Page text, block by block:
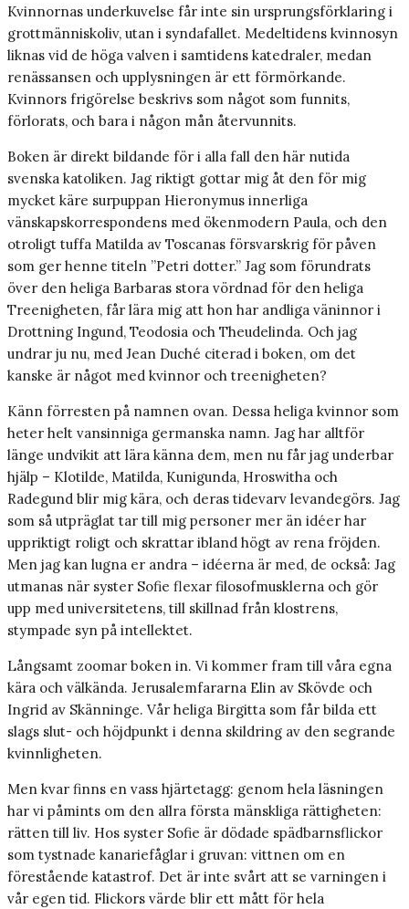
Kvinnornas underkuvelse får inte sin ursprungsförklaring i
grottmänniskoliv, utan i syndafallet. Medeltidens kvinnosyn
liknas vid de höga valven i samtidens katedraler, medan
renässansen och upplysningen är ett förmörkande.
Kvinnors frigörelse beskrivs som något som funnits,
förlorats, och bara i någon mån återvunnits.
Boken är direkt bildande för i alla fall den här nutida
svenska katoliken. Jag riktigt gottar mig åt den för mig
mycket käre surpuppan Hieronymus innerliga
vänskapskorrespondens med ökenmodern Paula, och den
otroligt tuffa Matilda av Toscanas försvarskrig för påven
som ger henne titeln ”Petri dotter.” Jag som förundrats
över den heliga Barbaras stora vördnad för den heliga
Treenigheten, får lära mig att hon har andliga väninnor i
Drottning Ingund, Teodosia och Theudelinda. Och jag
undrar ju nu, med Jean Duché citerad i boken, om det
kanske är något med kvinnor och treenigheten?
Känn förresten på namnen ovan. Dessa heliga kvinnor som
heter helt vansinniga germanska namn. Jag har alltför
länge undvikit att lära känna dem, men nu får jag underbar
hjälp – Klotilde, Matilda, Kunigunda, Hroswitha och
Radegund blir mig kära, och deras tidevarv levandegörs. Jag
som så utpräglat tar till mig personer mer än idéer har
uppriktigt roligt och skrattar ibland högt av rena fröjden.
Men jag kan lugna er andra – idéerna är med, de också: Jag
utmanas när syster Sofie flexar filosofmusklerna och gör
upp med universitetens, till skillnad från klostrens,
stympade syn på intellektet.
Långsamt zoomar boken in. Vi kommer fram till våra egna
kära och välkända. Jerusalemfararna Elin av Skövde och
Ingrid av Skänninge. Vår heliga Birgitta som får bilda ett
slags slut- och höjdpunkt i denna skildring av den segrande
kvinnligheten.
Men kvar finns en vass hjärtetagg: genom hela läsningen
har vi påmints om den allra första mänskliga rättigheten:
rätten till liv. Hos syster Sofie är dödade spädbarnsflickor
som tystnade kanariefåglar i gruvan: vittnen om en
förestående katastrof. Det är inte svårt att se varningen i
vår egen tid. Flickors värde blir ett mått för hela